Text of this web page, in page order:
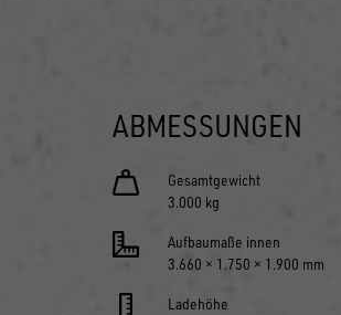
ABMESSUNGEN
Gesamtgewicht
3.000 kg
Aufbaumaße innen
3.660 × 1.750 × 1.900 mm
Ladehöhe